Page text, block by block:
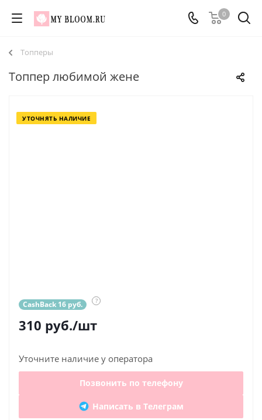
0
Топперы
Топпер любимой жене
УТОЧНЯТЬ НАЛИЧИЕ
CashBack 16 руб. ?
310 руб./шт
Уточните наличие у оператора
Позвонить по телефону
Написать в Телеграм